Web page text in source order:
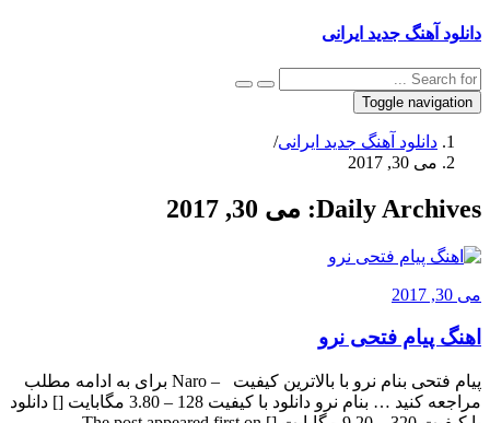
دانلود آهنگ جدید ایرانی
Toggle navigation
دانلود آهنگ جدید ایرانی/
می 30, 2017
Daily Archives: می 30, 2017
می 30, 2017
اهنگ پیام فتحی نرو
پیام فتحی بنام نرو با بالاترین کیفیت – Naro برای به ادامه مطلب
مراجعه کنید … بنام نرو دانلود با کیفیت 128 – 3.80 مگابایت [] دانلود